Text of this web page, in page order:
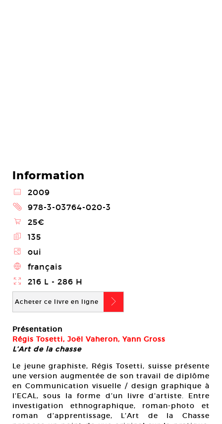
Information
@ 2009
2 978-3-03764-020-3
\ 25€
E 135
Z oui
4 français
} 216 L - 286 H
Acheter ce livre en ligne b
Présentation
Régis Tosetti, Joël Vaheron, Yann Gross
L’Art de la chasse
Le jeune graphiste, Régis Tosetti, suisse présente
une version augmentée de son travail de diplôme
en Communication visuelle / design graphique à
l’ECAL, sous la forme d’un livre d’artiste. Entre
investigation ethnographique, roman-photo et
roman d’apprentissage, L’Art de la Chasse